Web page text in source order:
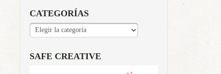
CATEGORÍAS
CATEGORÍAS
SAFE CREATIVE